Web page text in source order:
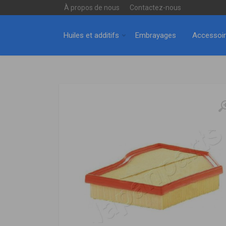
À propos de nous Contactez-nous
Huiles et additifs Embrayages